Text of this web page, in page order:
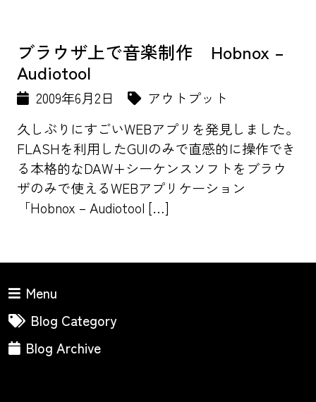
ブラウザ上で音楽制作 Hobnox –
Audiotool
2009年6月2日
アウトプット
久しぶりにすごいWEBアプリを発見しました。
FLASHを利用したGUIのみで直感的に操作でき
る本格的なDAW+シーケンスソフトをブラウ
ザのみで使えるWEBアプリケーション
「Hobnox – Audiotool […]
Menu
Blog Category
Blog Archive